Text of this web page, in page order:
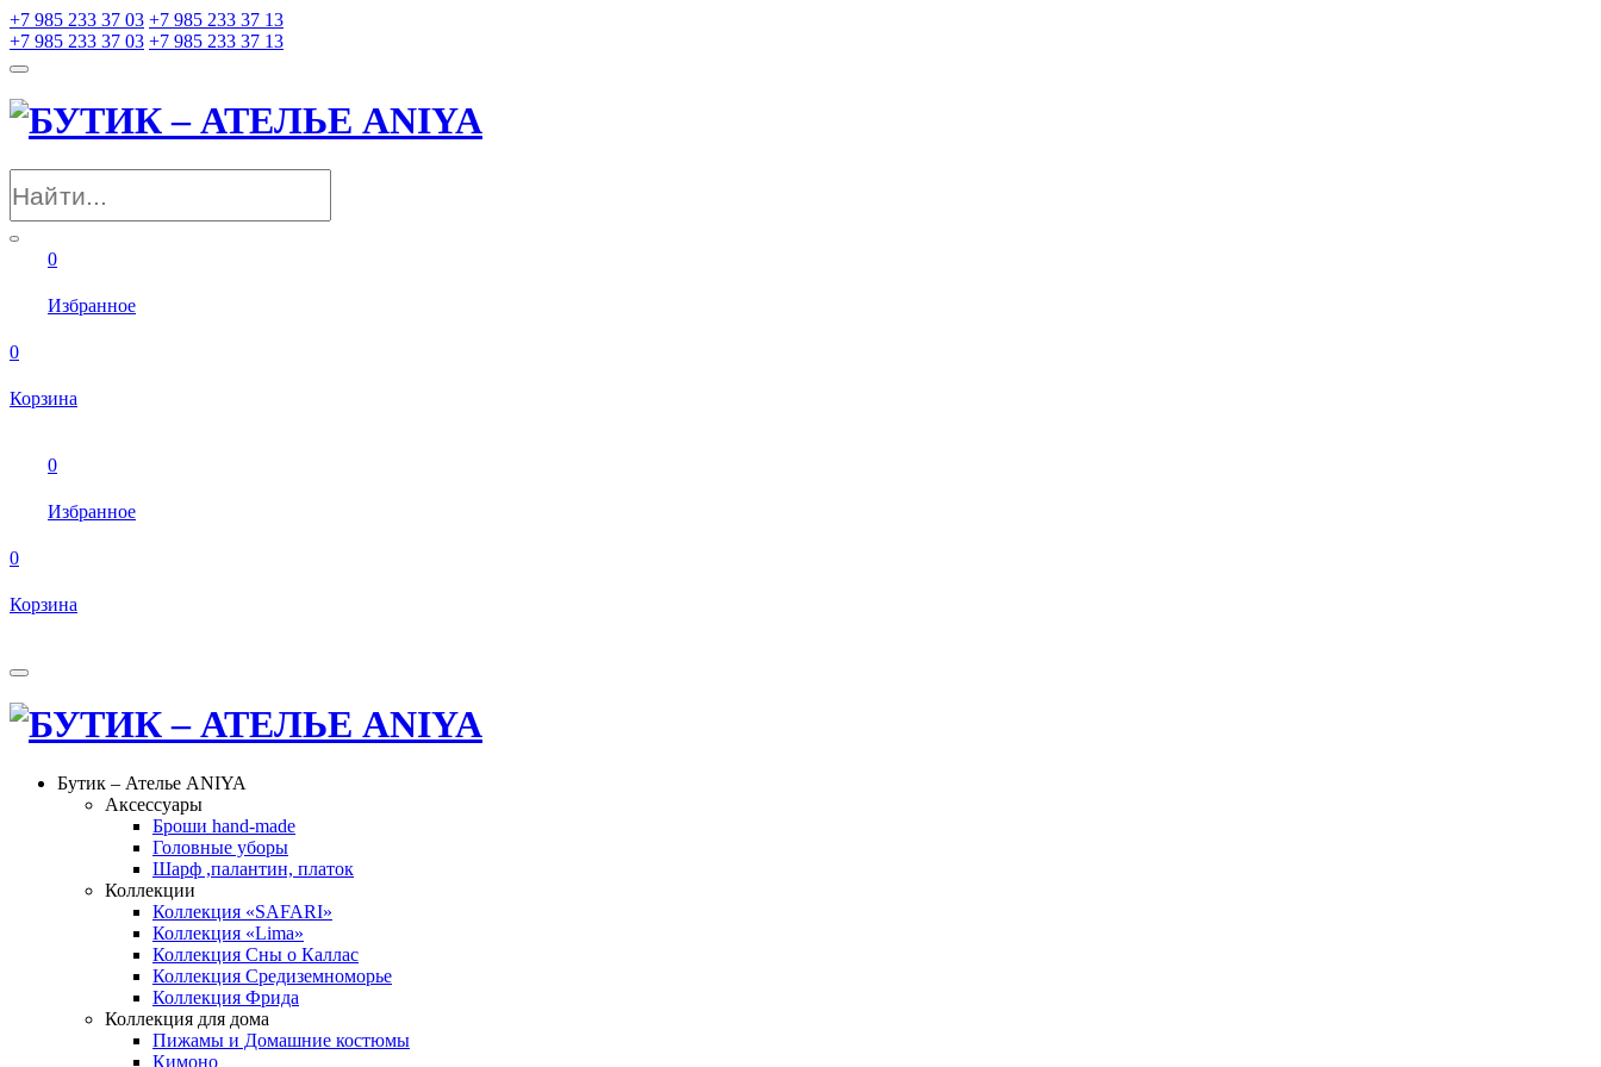
+7 985 233 37 03 +7 985 233 37 13
+7 985 233 37 03 +7 985 233 37 13
0
Избранное
0
Корзина
0
Избранное
0
Корзина
Бутик – Ателье ANIYA
Аксессуары
Броши hand-made
Головные уборы
Шарф ,палантин, платок
Коллекции
Коллекция «SAFARI»
Коллекция «Lima»
Коллекция Сны о Каллас
Коллекция Средиземноморье
Коллекция Фрида
Коллекция для дома
Пижамы и Домашние костюмы
Кимоно